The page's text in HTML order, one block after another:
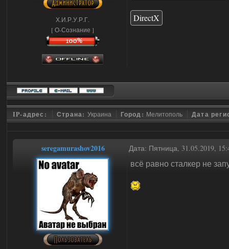
Х.И.Р.У.Р.Г.
[ О-Сознание ]
DirectX
IP-адрес: Страна: Украина Город: Мелитополь Дата
seregamurashov2016 Дата: Пятница, 31.05.2019,
всё равно сталкер не